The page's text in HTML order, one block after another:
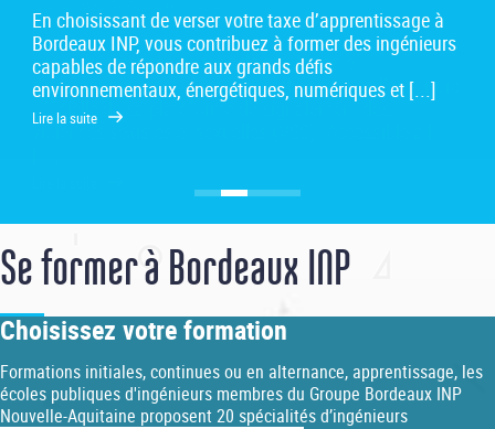
En choisissant de verser votre taxe d’apprentissage à
Bordeaux INP, vous contribuez à former des ingénieurs
capables de répondre aux grands défis
environnementaux, énergétiques, numériques et [...]
Lire la suite
Se former à Bordeaux INP
Choisissez votre formation
Formations initiales, continues ou en alternance, apprentissage, les
écoles publiques d'ingénieurs membres du Groupe Bordeaux INP
Nouvelle-Aquitaine proposent 20 spécialités d’ingénieurs